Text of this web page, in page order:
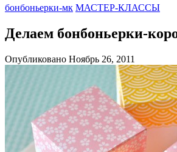
бонбоньерки-мк МАСТЕР-КЛАССЫ
Делаем бонбоньерки-
Опубликовано Ноябрь 26, 2011